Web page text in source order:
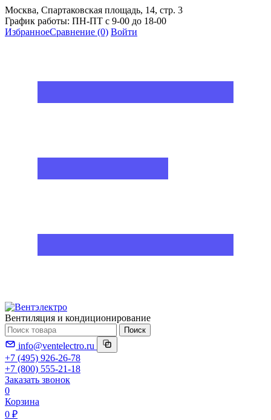
Москва, Спартаковская площадь, 14, стр. 3
График работы: ПН-ПТ с 9-00 до 18-00
ИзбранноеСравнение (0) Войти
Вентиляция и кондиционирование
Поиск
info@ventelectro.ru
+7 (495) 926-26-78
+7 (800) 555-21-18
Заказать звонок
0
Корзина
0 ₽